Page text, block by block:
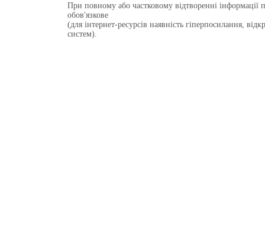
При повному або частковому відтворенні інформації
обов'язкове
(для інтернет-ресурсів наявність гіперпосилання,
систем).